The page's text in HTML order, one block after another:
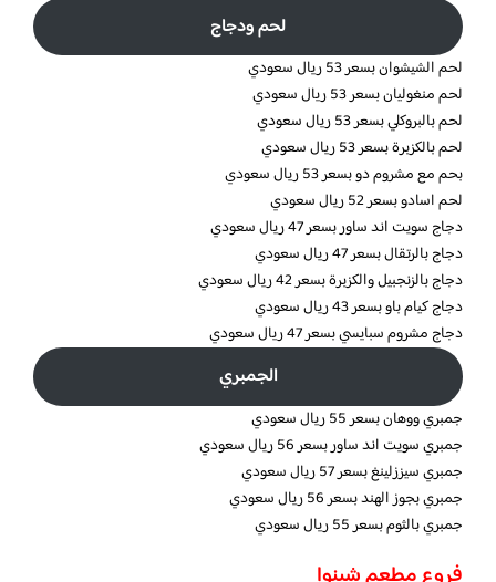
لحم ودجاج
لحم الشيشوان بسعر 53 ريال سعودي
لحم منغوليان بسعر 53 ريال سعودي
لحم بالبروكلي بسعر 53 ريال سعودي
لحم بالكزبرة بسعر 53 ريال سعودي
بحم مع مشروم دو بسعر 53 ريال سعودي
لحم اسادو بسعر 52 ريال سعودي
دجاج سويت اند ساور بسعر 47 ريال سعودي
دجاج بالرتقال بسعر 47 ريال سعودي
دجاج بالزنجبيل والكزبرة بسعر 42 ريال سعودي
دجاج كيام باو بسعر 43 ريال سعودي
دجاج مشروم سبايسي بسعر 47 ريال سعودي
الجمبري
جمبري ووهان بسعر 55 ريال سعودي
جمبري سويت اند ساور بسعر 56 ريال سعودي
جمبري سيززلينغ بسعر 57 ريال سعودي
جمبري بجوز الهند بسعر 56 ريال سعودي
جمبري بالثوم بسعر 55 ريال سعودي